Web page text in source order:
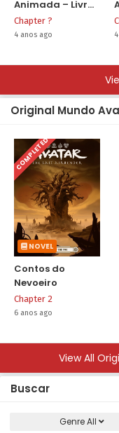
Animada – Livro
Três: Mudança
Chapter ?
4 anos ago
Original Mundo
COMPLETED
NOVEL
Contos do
Nevoeiro
Chapter 2
6 anos ago
View All
Buscar
GenreAll